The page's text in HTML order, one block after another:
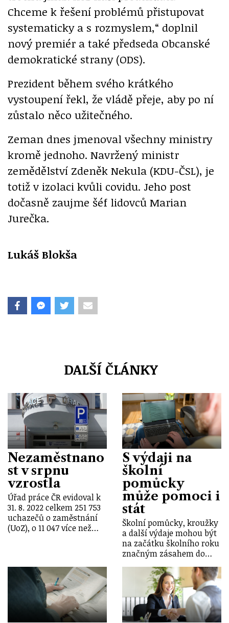
Chceme k řešení problémů přistupovat
systematicky a s rozmyslem,“ doplnil
nový premiér a také předseda Obcanské
demokratické strany (ODS).
Prezident během svého krátkého
vystoupení řekl, že vládě přeje, aby po ní
zůstalo něco užitečného.
Zeman dnes jmenoval všechny ministry
kromě jednoho. Navržený ministr
zemědělství Zdeněk Nekula (KDU-ČSL), je
totiž v izolaci kvůli covidu. Jeho post
dočasně zaujme šéf lidovců Marian
Jurečka.
Lukáš Blokša
DALŠÍ ČLÁNKY
Nezaměstnano
st v srpnu
vzrostla
Úřad práce ČR evidoval k
31. 8. 2022 celkem 251 753
uchazečů o zaměstnání
(UoZ), o 11 047 více než…
S výdaji na
školní
pomůcky
může pomoci i
stát
Školní pomůcky, kroužky
a další výdaje mohou být
na začátku školního roku
značným zásahem do…